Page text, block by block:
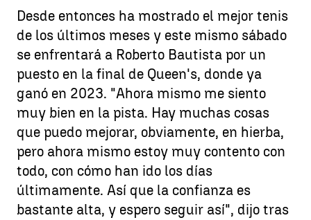
Desde entonces ha mostrado el mejor tenis
de los últimos meses y este mismo sábado
se enfrentará a Roberto Bautista por un
puesto en la final de Queen's, donde ya
ganó en 2023. "Ahora mismo me siento
muy bien en la pista. Hay muchas cosas
que puedo mejorar, obviamente, en hierba,
pero ahora mismo estoy muy contento con
todo, con cómo han ido los días
últimamente. Así que la confianza es
bastante alta, y espero seguir así", dijo tras